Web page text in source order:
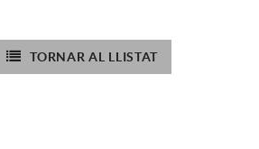
TORNAR AL LLISTAT